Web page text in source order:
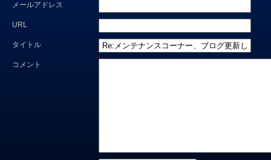
メールアドレス
URL
タイトル
コメント